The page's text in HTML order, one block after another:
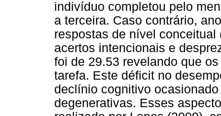
indivíduo completou pelo
a terceira. Caso contrário,
respostas de nível
acertos intencionais e
foi de 29.53 revelando que
tarefa. Este déficit no
declínio cognitivo
degenerativas. Esses